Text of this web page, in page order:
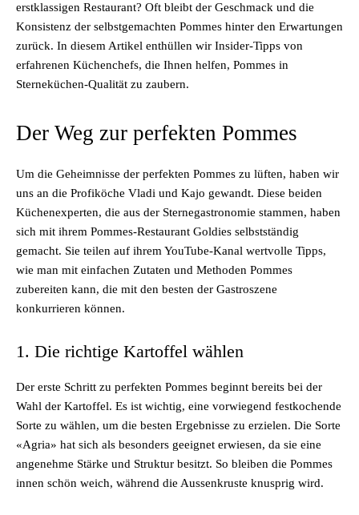
erstklassigen Restaurant? Oft bleibt der Geschmack und die
Konsistenz der selbstgemachten Pommes hinter den Erwartungen
zurück. In diesem Artikel enthüllen wir Insider-Tipps von
erfahrenen Küchenchefs, die Ihnen helfen, Pommes in
Sterneküchen-Qualität zu zaubern.
Der Weg zur perfekten Pommes
Um die Geheimnisse der perfekten Pommes zu lüften, haben wir
uns an die Profiköche Vladi und Kajo gewandt. Diese beiden
Küchenexperten, die aus der Sternegastronomie stammen, haben
sich mit ihrem Pommes-Restaurant Goldies selbstständig
gemacht. Sie teilen auf ihrem YouTube-Kanal wertvolle Tipps,
wie man mit einfachen Zutaten und Methoden Pommes
zubereiten kann, die mit den besten der Gastroszene
konkurrieren können.
1. Die richtige Kartoffel wählen
Der erste Schritt zu perfekten Pommes beginnt bereits bei der
Wahl der Kartoffel. Es ist wichtig, eine vorwiegend festkochende
Sorte zu wählen, um die besten Ergebnisse zu erzielen. Die Sorte
«Agria» hat sich als besonders geeignet erwiesen, da sie eine
angenehme Stärke und Struktur besitzt. So bleiben die Pommes
innen schön weich, während die Aussenkruste knusprig wird.